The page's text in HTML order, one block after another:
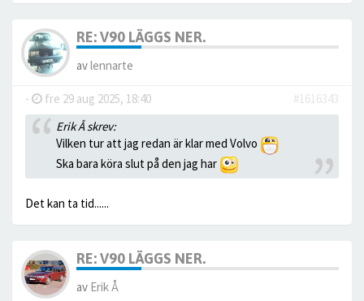
RE: V90 LÄGGS NER.
avlennarte
- fre 29 aug 2025, 18:40
#1616343
Erik Å skrev:
Vilken tur att jag redan är klar med Volvo
Ska bara köra slut på den jag har
Det kan ta tid......
RE: V90 LÄGGS NER.
av Erik Å